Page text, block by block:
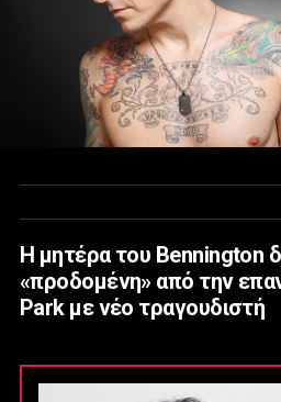
Η μητέρα του Bennington
«προδομένη» από την
Park με νέο τραγουδιστή